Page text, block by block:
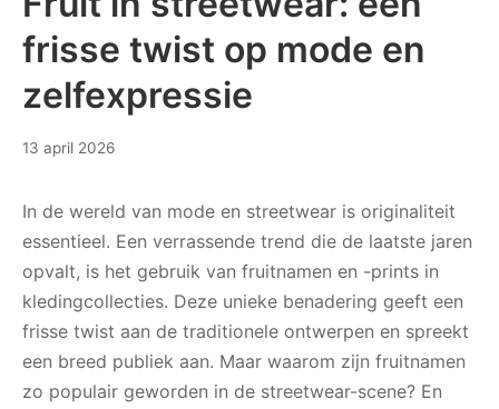
frisse twist op mode en
zelfexpressie
13 april 202628
In de wereld van mode en streetwear is originaliteit
essentieel. Een verrassende trend die de laatste jaren
opvalt, is het gebruik van fruitnamen en -prints in
kledingcollecties. Deze unieke benadering geeft een
frisse twist aan de traditionele ontwerpen en spreekt
een breed publiek aan. Maar waarom zijn fruitnamen
zo populair geworden in de streetwear-scene? En